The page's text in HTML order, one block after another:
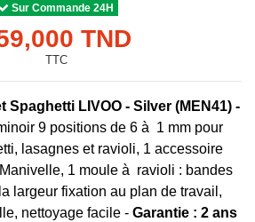
Sur Commande 24H
TND
TTC
Spaghetti LIVOO - Silver (MEN41) -
9 positions de 6 à 1 mm pour
lasagnes et ravioli, 1 accessoire
1 moule à ravioli : bandes
largeur fixation au plan de travail,
nettoyage facile - Garantie : 2 ans